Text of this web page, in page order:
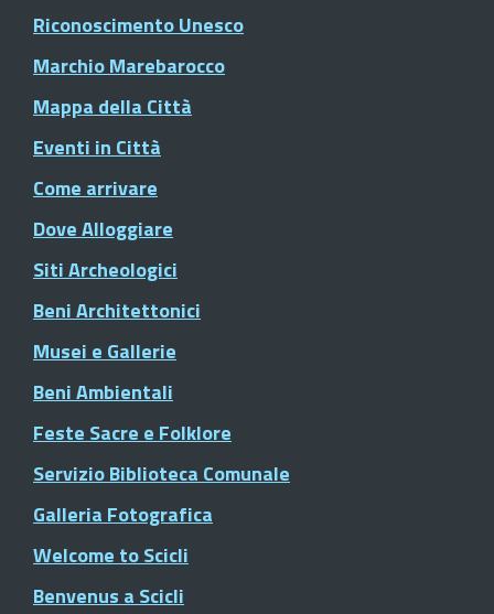
Riconoscimento Unesco
Marchio Marebarocco
Mappa della Città
Eventi in Città
Come arrivare
Dove Alloggiare
Siti Archeologici
Beni Architettonici
Musei e Gallerie
Beni Ambientali
Feste Sacre e Folklore
Servizio Biblioteca Comunale
Galleria Fotografica
Welcome to Scicli
Benvenus a Scicli